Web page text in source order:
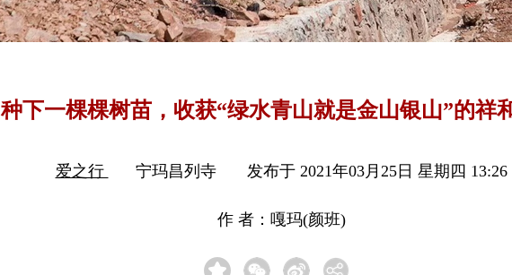
种下一棵棵树苗，收获“绿水青山就是金山银山”的祥
爱之行 宁玛昌列寺 发布于 2021年03月25日 星期四 13:26
作 者：嘎玛(颜班)